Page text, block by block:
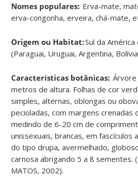
Nomes populares: Erva-mate,
erva-congonha, erveira, chá-mate,
Origem ou Habitat:Sul da América
(Paraguai, Uruguai, Argentina,
Características botânicas:
metros de altura. Folhas de cor
simples, alternas, oblongas ou
pecioladas, com margens crenadas
medindo de 6-20 cm de
unissexuais, brancas, em fascículos
do tipo drupa, avermelhado,
carnosa abrigando 5 a 8 sementes.
MATOS, 2002).